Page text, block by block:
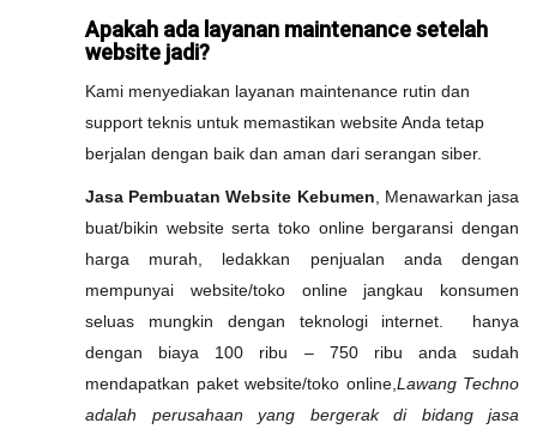
Apakah ada layanan maintenance setelah
website jadi?
Kami menyediakan layanan maintenance rutin dan
support teknis untuk memastikan website Anda tetap
berjalan dengan baik dan aman dari serangan siber.
Jasa Pembuatan Website Kebumen , Menawarkan jasa
buat/bikin website serta toko online bergaransi dengan
harga murah, ledakkan penjualan anda dengan
mempunyai website/toko online jangkau konsumen
seluas mungkin dengan teknologi internet. hanya
dengan biaya 100 ribu – 750 ribu anda sudah
mendapatkan paket website/toko online, Lawang Techno
adalah perusahaan yang bergerak di bidang jasa